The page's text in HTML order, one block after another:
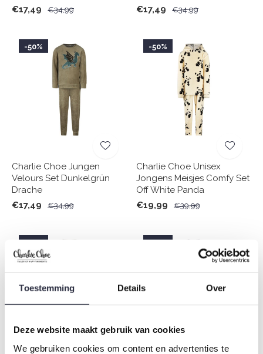
Toestemming Details Over
Deze website maakt gebruik van cookies
We gebruiken cookies om content en advertenties te
€17,49
€34,99
€17,49
€34,99
-50%
Charlie Choe Jungen
Velours Set Dunkelgrün
Drache
€17,49
€34,99
-50%
Charlie Choe Unisex
Jongens Meisjes Comfy Set
Off White Panda
€19,99
€39,99
-50% -50%